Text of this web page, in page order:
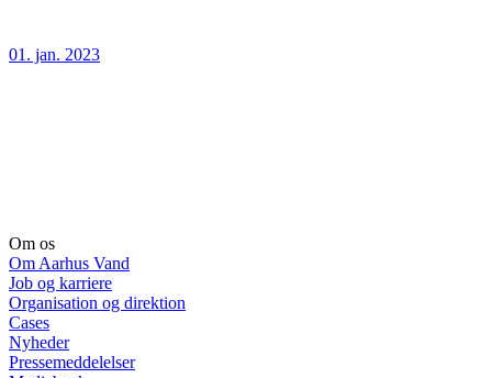
01. jan. 2023
Om os
Om Aarhus Vand
Job og karriere
Organisation og direktion
Cases
Nyheder
Pressemeddelelser